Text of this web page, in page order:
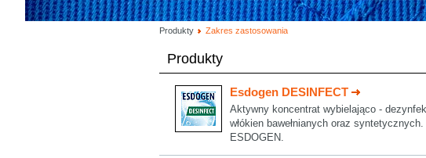
Produkty Zakres zastosowania
Produkty
Esdogen DESINFECT
Aktywny koncentrat wybielająco -
włókien bawełnianych oraz
ESDOGEN.